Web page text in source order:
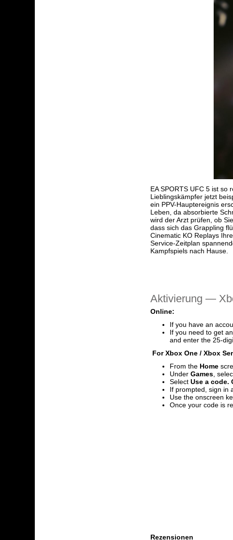
EA SPORTS UFC 5 ist so
Lieblingskämpfer jetzt
ein PPV-Hauptereignis
Leben, da absorbierte
wird der Arzt prüfen, ob
dass sich das Grappling
Cinematic KO Replays
Service-Zeitplan
Kampfspiels nach Hause.
Aktivierung —
Online:
If you have an
If you need to get
and enter the 25-
For Xbox One / Xbox
From the Home
Under Games,
SelectUse a code.
If prompted, sign in
Use the onscreen
Once your code is
Rezensionen